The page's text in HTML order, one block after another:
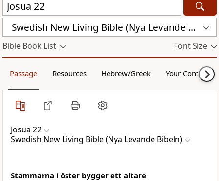
Swedish New Living Bible (Nya Levande Bibeln) (SVL)
Bible Book List Font Size
Passage Resources Hebrew/Greek Your Content
Josua 22
Swedish New Living Bible (Nya Levande Bibeln)
Stammarna i öster bygger ett altare